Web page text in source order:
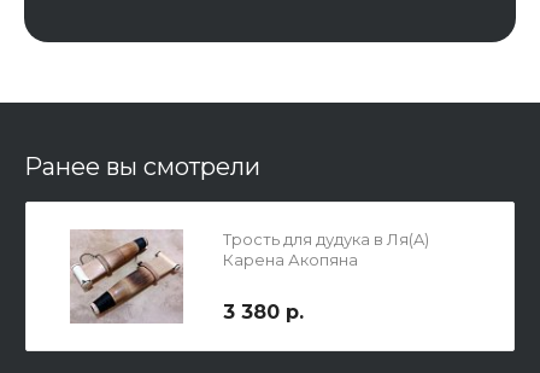
Ранее вы смотрели
Трость для дудука в Ля(A)
Карена Акопяна
3 380 р.